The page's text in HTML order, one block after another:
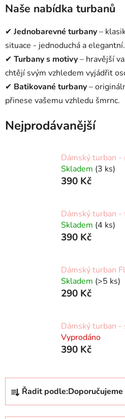
Naše nabídka turbanů
✔ Jednobarevné turbany–
situace - jednoduchá a elegantní.
✔ Turbany s motivy– hravější
chtějí svým vzhledem vyjádřit
✔ Batikované turbany–
přinese vašemu vzhledu šmrnc.
Nejprodávanější
Dámský turban -
Skladem (3 ks)
390 Kč
Dámský turban -
Skladem (4 ks)
390 Kč
Dámský turban
Skladem (>5 ks)
290 Kč
Dámský turban
Vyprodáno
390 Kč
z
Řadit podle:Doporučujeme